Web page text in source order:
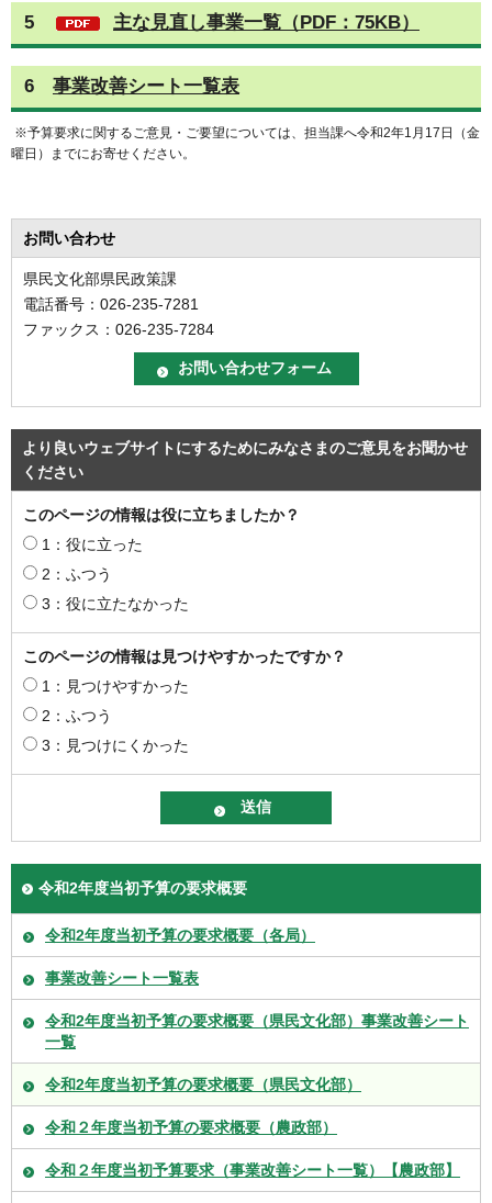
5 主な見直し事業一覧（PDF：75KB）
6 事業改善シート一覧表
※予算要求に関するご意見・ご要望については、担当課へ令和2年1月17日（金
曜日）までにお寄せください。
お問い合わせ
県民文化部県民政策課
電話番号：026-235-7281
ファックス：026-235-7284
より良いウェブサイトにするためにみなさまのご意見をお聞かせ
ください
このページの情報は役に立ちましたか？
1：役に立った
2：ふつう
3：役に立たなかった
このページの情報は見つけやすかったですか？
1：見つけやすかった
2：ふつう
3：見つけにくかった
令和2年度当初予算の要求概要
令和2年度当初予算の要求概要（各局）
事業改善シート一覧表
令和2年度当初予算の要求概要（県民文化部）事業改善シート
一覧
令和2年度当初予算の要求概要（県民文化部）
令和２年度当初予算の要求概要（農政部）
令和２年度当初予算要求（事業改善シート一覧）【農政部】